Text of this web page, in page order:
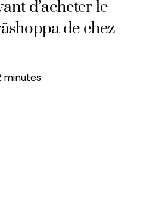
d’acheter le
de chez
minutes